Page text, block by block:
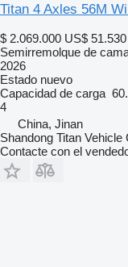
Titan 4 Axles 56M
$ 2.069.000 US$ 51.530
Semirremolque de
2026
Estado nuevo
Capacidad de carga
4
China, Jinan
Shandong Titan Vehicle
Contacte con el